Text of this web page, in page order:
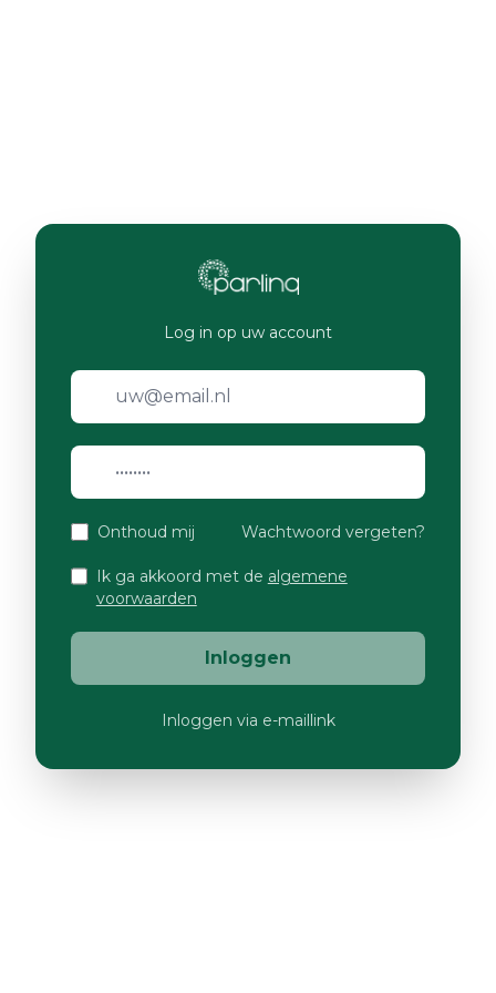
Log in op uw account
Onthoud mij Wachtwoord vergeten?
Ik ga akkoord met de algemene
voorwaarden
Inloggen
Inloggen via e-maillink